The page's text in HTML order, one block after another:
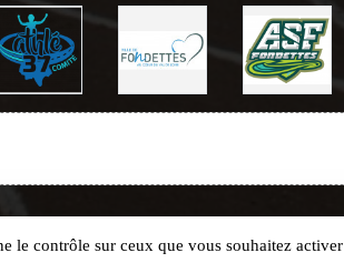
le contrôle sur ceux que vous souhaitez activer